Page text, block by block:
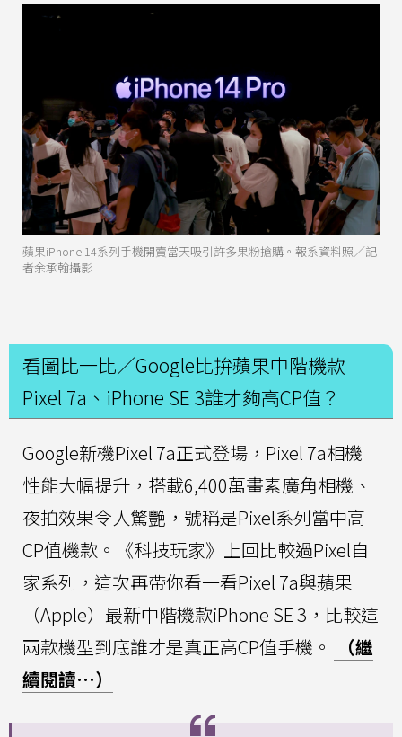
蘋果iPhone 14系列手機開賣當天吸引許多果粉搶購。報系資料照／記
者余承翰攝影
看圖比一比／Google比拚蘋果中階機款
Pixel 7a、iPhone SE 3誰才夠高CP值？
Google新機Pixel 7a正式登場，Pixel 7a相機
性能大幅提升，搭載6,400萬畫素廣角相機、
夜拍效果令人驚艷，號稱是Pixel系列當中高
CP值機款。《科技玩家》上回比較過Pixel自
家系列，這次再帶你看一看Pixel 7a與蘋果
（Apple）最新中階機款iPhone SE 3，比較這
兩款機型到底誰才是真正高CP值手機。
（繼
續閱讀…）